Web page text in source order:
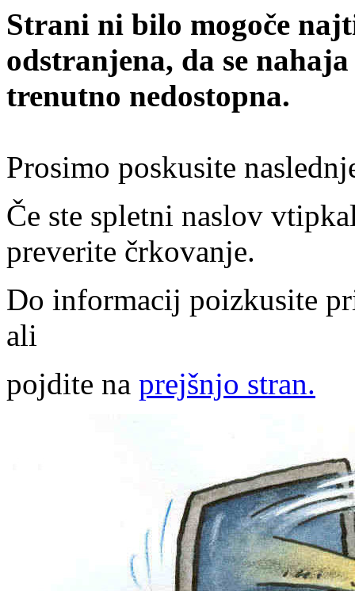
Strani ni bilo mogoče
odstranjena, da se
trenutno nedostopna.
Prosimo poskusite
Če ste spletni naslov
preverite črkovanje.
Do informacij poizkusite
ali
pojdite na prejšnjo stran.